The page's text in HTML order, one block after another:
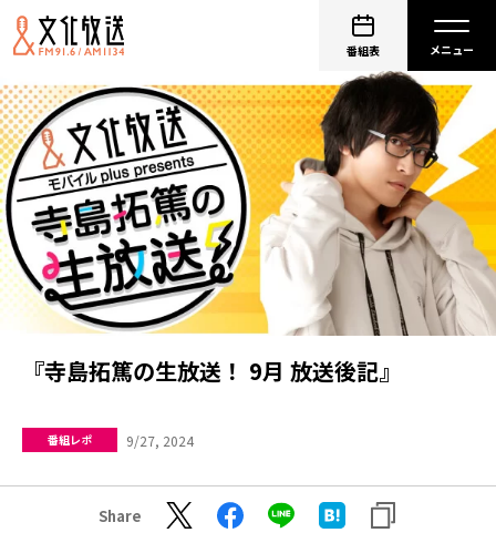
番組表
『寺島拓篤の生放送！ 9月 放送後記』
番組レポ 9/27, 2024
Share